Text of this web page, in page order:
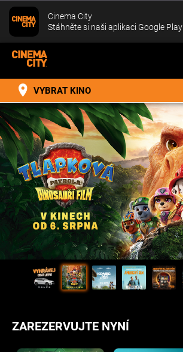
VYBRAT KINO
ZAREZERVUJTE NYNÍ
Cinema City
Stáhněte si naši aplikaci Google Play